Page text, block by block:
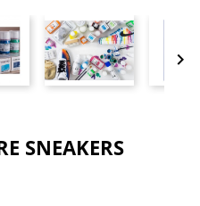

SNEAKERS